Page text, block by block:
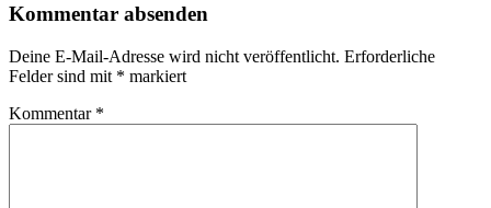
Kommentar absenden
Deine E-Mail-Adresse wird nicht veröffentlicht. Erforderliche
Felder sind mit * markiert
Kommentar *